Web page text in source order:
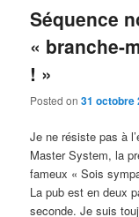
Séquence
« branche-
! »
Posted on31 octobre
Je ne résiste pas à
Master System, la
fameux « Sois
La pub est en deux
seconde. Je suis